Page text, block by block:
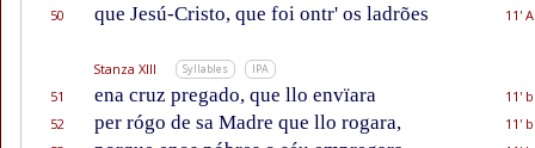
50
que Jesú-Cristo, que foi ontr' os ladrões 11' A
Stanza XIII Syllables IPA
51 ena cruz pregado, que llo envïara
11' b
52
per rógo de sa Madre que llo rogara,
11' b